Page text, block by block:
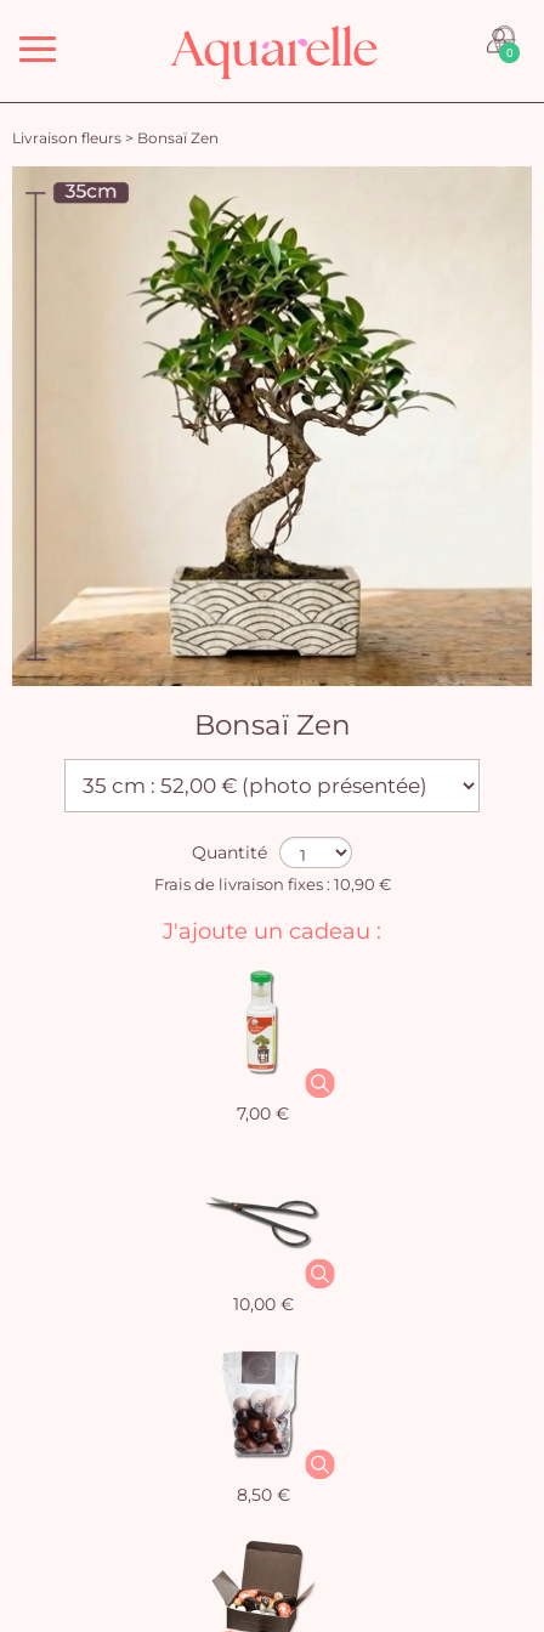
Menu 0
Livraison fleurs > Bonsaï Zen
Bonsaï Zen
Quantité
Frais de livraison fixes : 10,90 €
J'ajoute un cadeau :
7,00 €
10,00 €
8,50 €